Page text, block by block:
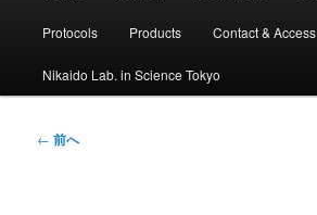
ュ
Protocols Products Contact & Access
Nikaido Lab. in Science Tokyo
投← 前へ